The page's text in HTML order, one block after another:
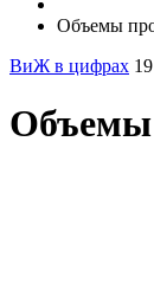
Объемы
ВиЖ в цифрах
Объемы